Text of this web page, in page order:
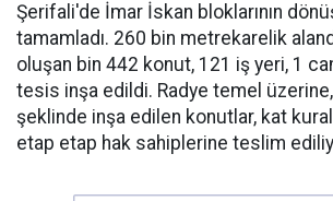
Şerifali'de İmar İskan bloklarının
tamamladı. 260 bin metrekarelik
oluşan bin 442 konut, 121 iş yeri, 1
tesis inşa edildi. Radye temel
şeklinde inşa edilen konutlar, kat
etap etap hak sahiplerine teslim